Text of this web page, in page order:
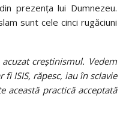
prezența lui Dumnezeu.
sunt cele cinci rugăciuni
creștinismul. Vedem
ISIS, răpesc, iau în sclavie
această practică acceptată